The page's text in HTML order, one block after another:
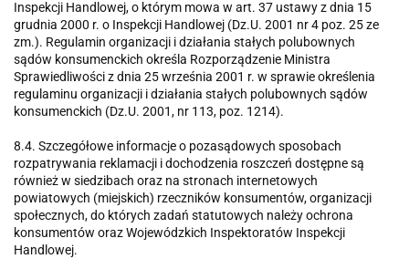
Inspekcji Handlowej, o którym mowa w art. 37 ustawy z dnia 15
grudnia 2000 r. o Inspekcji Handlowej (Dz.U. 2001 nr 4 poz. 25 ze
zm.). Regulamin organizacji i działania stałych polubownych
sądów konsumenckich określa Rozporządzenie Ministra
Sprawiedliwości z dnia 25 września 2001 r. w sprawie określenia
regulaminu organizacji i działania stałych polubownych sądów
konsumenckich (Dz.U. 2001, nr 113, poz. 1214).
8.4. Szczegółowe informacje o pozasądowych sposobach
rozpatrywania reklamacji i dochodzenia roszczeń dostępne są
również w siedzibach oraz na stronach internetowych
powiatowych (miejskich) rzeczników konsumentów, organizacji
społecznych, do których zadań statutowych należy ochrona
konsumentów oraz Wojewódzkich Inspektoratów Inspekcji
Handlowej.